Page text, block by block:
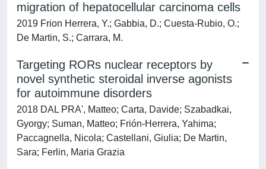
migration of hepatocellular carcinoma cells
2019 Frion Herrera, Y.; Gabbia, D.; Cuesta-Rubio, O.;
De Martin, S.; Carrara, M.
Targeting RORs nuclear receptors by
novel synthetic steroidal inverse agonists
for autoimmune disorders
2018 DAL PRA', Matteo; Carta, Davide; Szabadkai,
Gyorgy; Suman, Matteo; Frión-Herrera, Yahima;
Paccagnella, Nicola; Castellani, Giulia; De Martin,
Sara; Ferlin, Maria Grazia